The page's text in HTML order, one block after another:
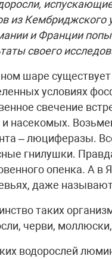
из Кембриджского
и Франции
своего
шаре
условиях
свечение
и насекомых.
– люциферазы.
гнилушки.
опенка. А в
даже
таких
черви,
водорослей